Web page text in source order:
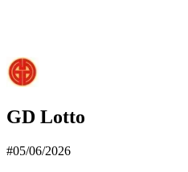
GD Lotto
#05/06/2026